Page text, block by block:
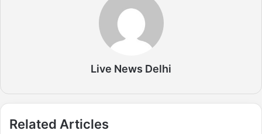
Live News Delhi
Related Articles